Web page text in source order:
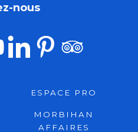
nous
ESPACE PRO
MORBIHAN
AFFAIRES